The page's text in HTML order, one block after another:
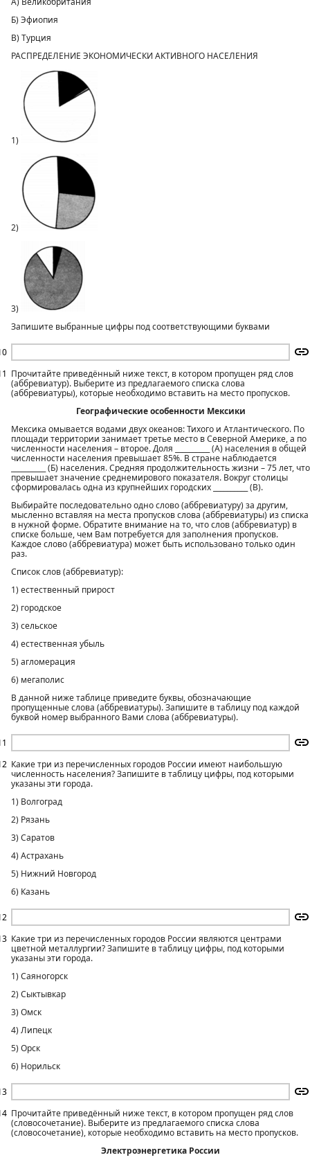
Б) Эфиопия
В) Турция
РАСПРЕДЕЛЕНИЕ ЭКОНОМИЧЕСКИ АКТИВНОГО НАСЕЛЕНИЯ
1)
2)
3)
Запишите выбранные цифры под соответствующими буквами
Прочитайте приведённый ниже текст, в котором пропущен ряд слов
(аббревиатур). Выберите из предлагаемого списка слова
(аббревиатуры), которые необходимо вставить на место пропусков.
Географические особенности Мексики
Мексика омывается водами двух океанов: Тихого и Атлантического. По
площади территории занимает третье место в Северной Америке, а по
численности населения – второе. Доля __________ (А) населения в общей
численности населения превышает 85%. В стране наблюдается
__________ (Б) населения. Средняя продолжительность жизни – 75 лет, что
превышает значение среднемирового показателя. Вокруг столицы
сформировалась одна из крупнейших городских __________ (В).
Выбирайте последовательно одно слово (аббревиатуру) за другим,
мысленно вставляя на места пропусков слова (аббревиатуры) из списка
в нужной форме. Обратите внимание на то, что слов (аббревиатур) в
списке больше, чем Вам потребуется для заполнения пропусков.
Каждое слово (аббревиатура) может быть использовано только один
раз.
Список слов (аббревиатур):
1) естественный прирост
2) городское
3) сельское
4) естественная убыль
5) агломерация
6) мегаполис
В данной ниже таблице приведите буквы, обозначающие
пропущенные слова (аббревиатуры). Запишите в таблицу под каждой
буквой номер выбранного Вами слова (аббревиатуры).
Какие три из перечисленных городов России имеют наибольшую
численность населения? Запишите в таблицу цифры, под которыми
указаны эти города.
1) Волгоград
2) Рязань
3) Саратов
4) Астрахань
5) Нижний Новгород
6) Казань
Какие три из перечисленных городов России являются центрами
цветной металлургии? Запишите в таблицу цифры, под которыми
указаны эти города.
1) Саяногорск
2) Сыктывкар
3) Омск
4) Липецк
5) Орск
6) Норильск
Прочитайте приведённый ниже текст, в котором пропущен ряд слов
(словосочетание). Выберите из предлагаемого списка слова
(словосочетание), которые необходимо вставить на место пропусков.
Электроэнергетика России